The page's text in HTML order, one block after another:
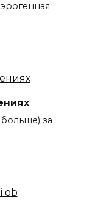
за